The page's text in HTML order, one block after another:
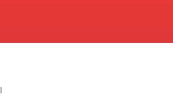
|